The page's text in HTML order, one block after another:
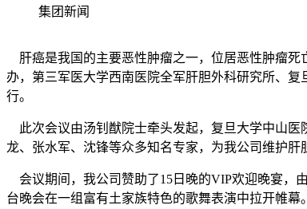
集团新闻
肝癌是我国的主要恶性肿瘤之一，位居恶性肿瘤死
办，第三军医大学西南医院全军肝胆外科研究所、
行。
此次会议由汤钊猷院士牵头发起，复旦大学中山医
龙、张水军、沈锋等众多知名专家，为我公司维护肝
会议期间，我公司赞助了15日晚的VIP欢迎晚宴，
台晚会在一组富有土家族特色的歌舞表演中拉开帷